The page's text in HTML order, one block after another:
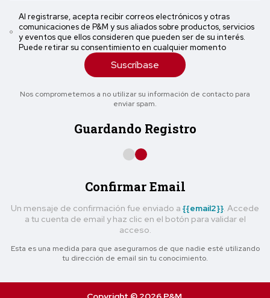
Al registrarse, acepta recibir correos electrónicos y otras
comunicaciones de P&M y sus aliados sobre productos, servicios
y eventos que ellos consideren que pueden ser de su interés.
Puede retirar su consentimiento en cualquier momento
Suscríbase
Nos comprometemos a no utilizar su información de contacto para
enviar spam.
Guardando Registro
Confirmar Email
Un mensaje de confirmación fue enviado a {{email2}}. Accede
a tu cuenta de email y haz clic en el botón para validar el
acceso.
Esta es una medida para que asegurarnos de que nadie esté utilizando
tu dirección de email sin tu conocimiento.